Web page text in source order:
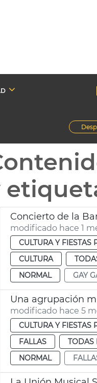
Concierto de la
modificado hace 1
CULTURA Y FIESTAS
CULTURA
NORMAL
GAY
modificado hace 5
CULTURA Y FIESTAS
FALLAS
TODAS
NORMAL